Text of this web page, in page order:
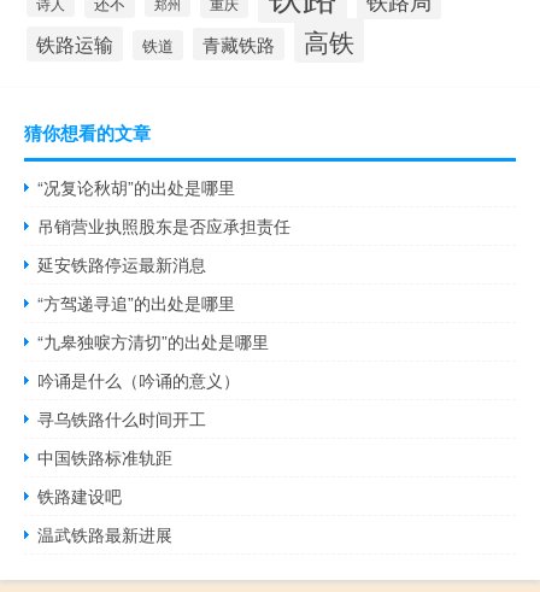
郑州
铁路运输 铁道 青藏铁路 高铁
猜你想看的文章
“况复论秋胡”的出处是哪里
吊销营业执照股东是否应承担责任
延安铁路停运最新消息
“方驾递寻追”的出处是哪里
“九皋独唳方清切”的出处是哪里
吟诵是什么（吟诵的意义）
寻乌铁路什么时间开工
中国铁路标准轨距
铁路建设吧
温武铁路最新进展